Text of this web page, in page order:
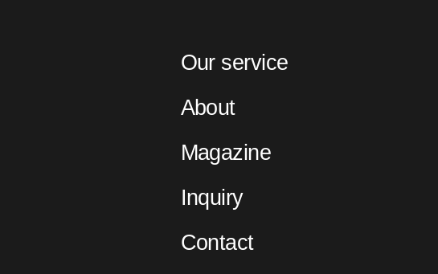
Our service
About
Magazine
Inquiry
Contact